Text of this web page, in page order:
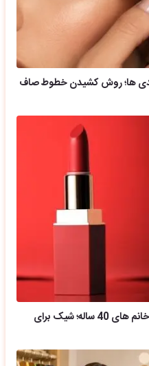
ها؛ روش کشیدن خطوط صاف
ایده آل ترین رنگ های رژ لب مناسب خانم های 40 ساله؛ شیک برای